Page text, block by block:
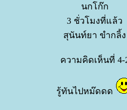
นกโก๊ก
3 ชั่วโมงที่แล้ว
สุนันท์ยา ขำกลิ้ง
ความคิดเห็นที่ 4-
รู้ทันไปหม๊ดดด